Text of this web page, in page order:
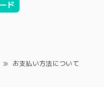
ド
お支払い方法について